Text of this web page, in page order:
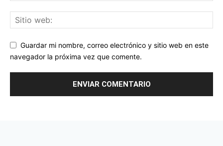
Guardar mi nombre, correo electrónico y sitio web en este
navegador la próxima vez que comente.